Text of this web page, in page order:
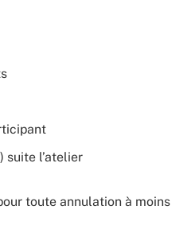
suite l’atelier
toute annulation à moins